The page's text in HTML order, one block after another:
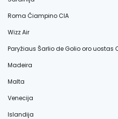
Roma Čiampino CIA
Wizz Air
Paryžiaus Šarlio de Golio oro uostas
Madeira
Malta
Venecija
Islandija